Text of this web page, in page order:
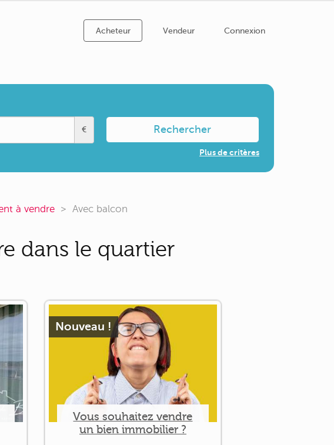
Acheteur Vendeur Connexion
€ Rechercher
Plus de critères
à vendre Avec balcon
dans le quartier
Nouveau !
Vous souhaitez vendre
un bien immobilier ?